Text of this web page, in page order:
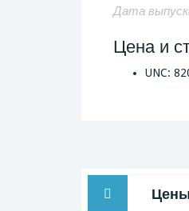
Дата
Цена и
UNC: